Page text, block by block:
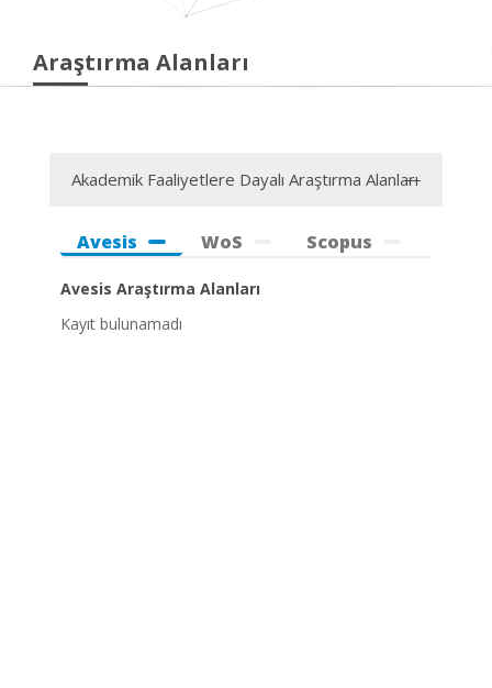
Araştırma Alanları
Akademik Faaliyetlere Dayalı Araştırma Alanları
Avesis WoS Scopus
Avesis Araştırma Alanları
Kayıt bulunamadı